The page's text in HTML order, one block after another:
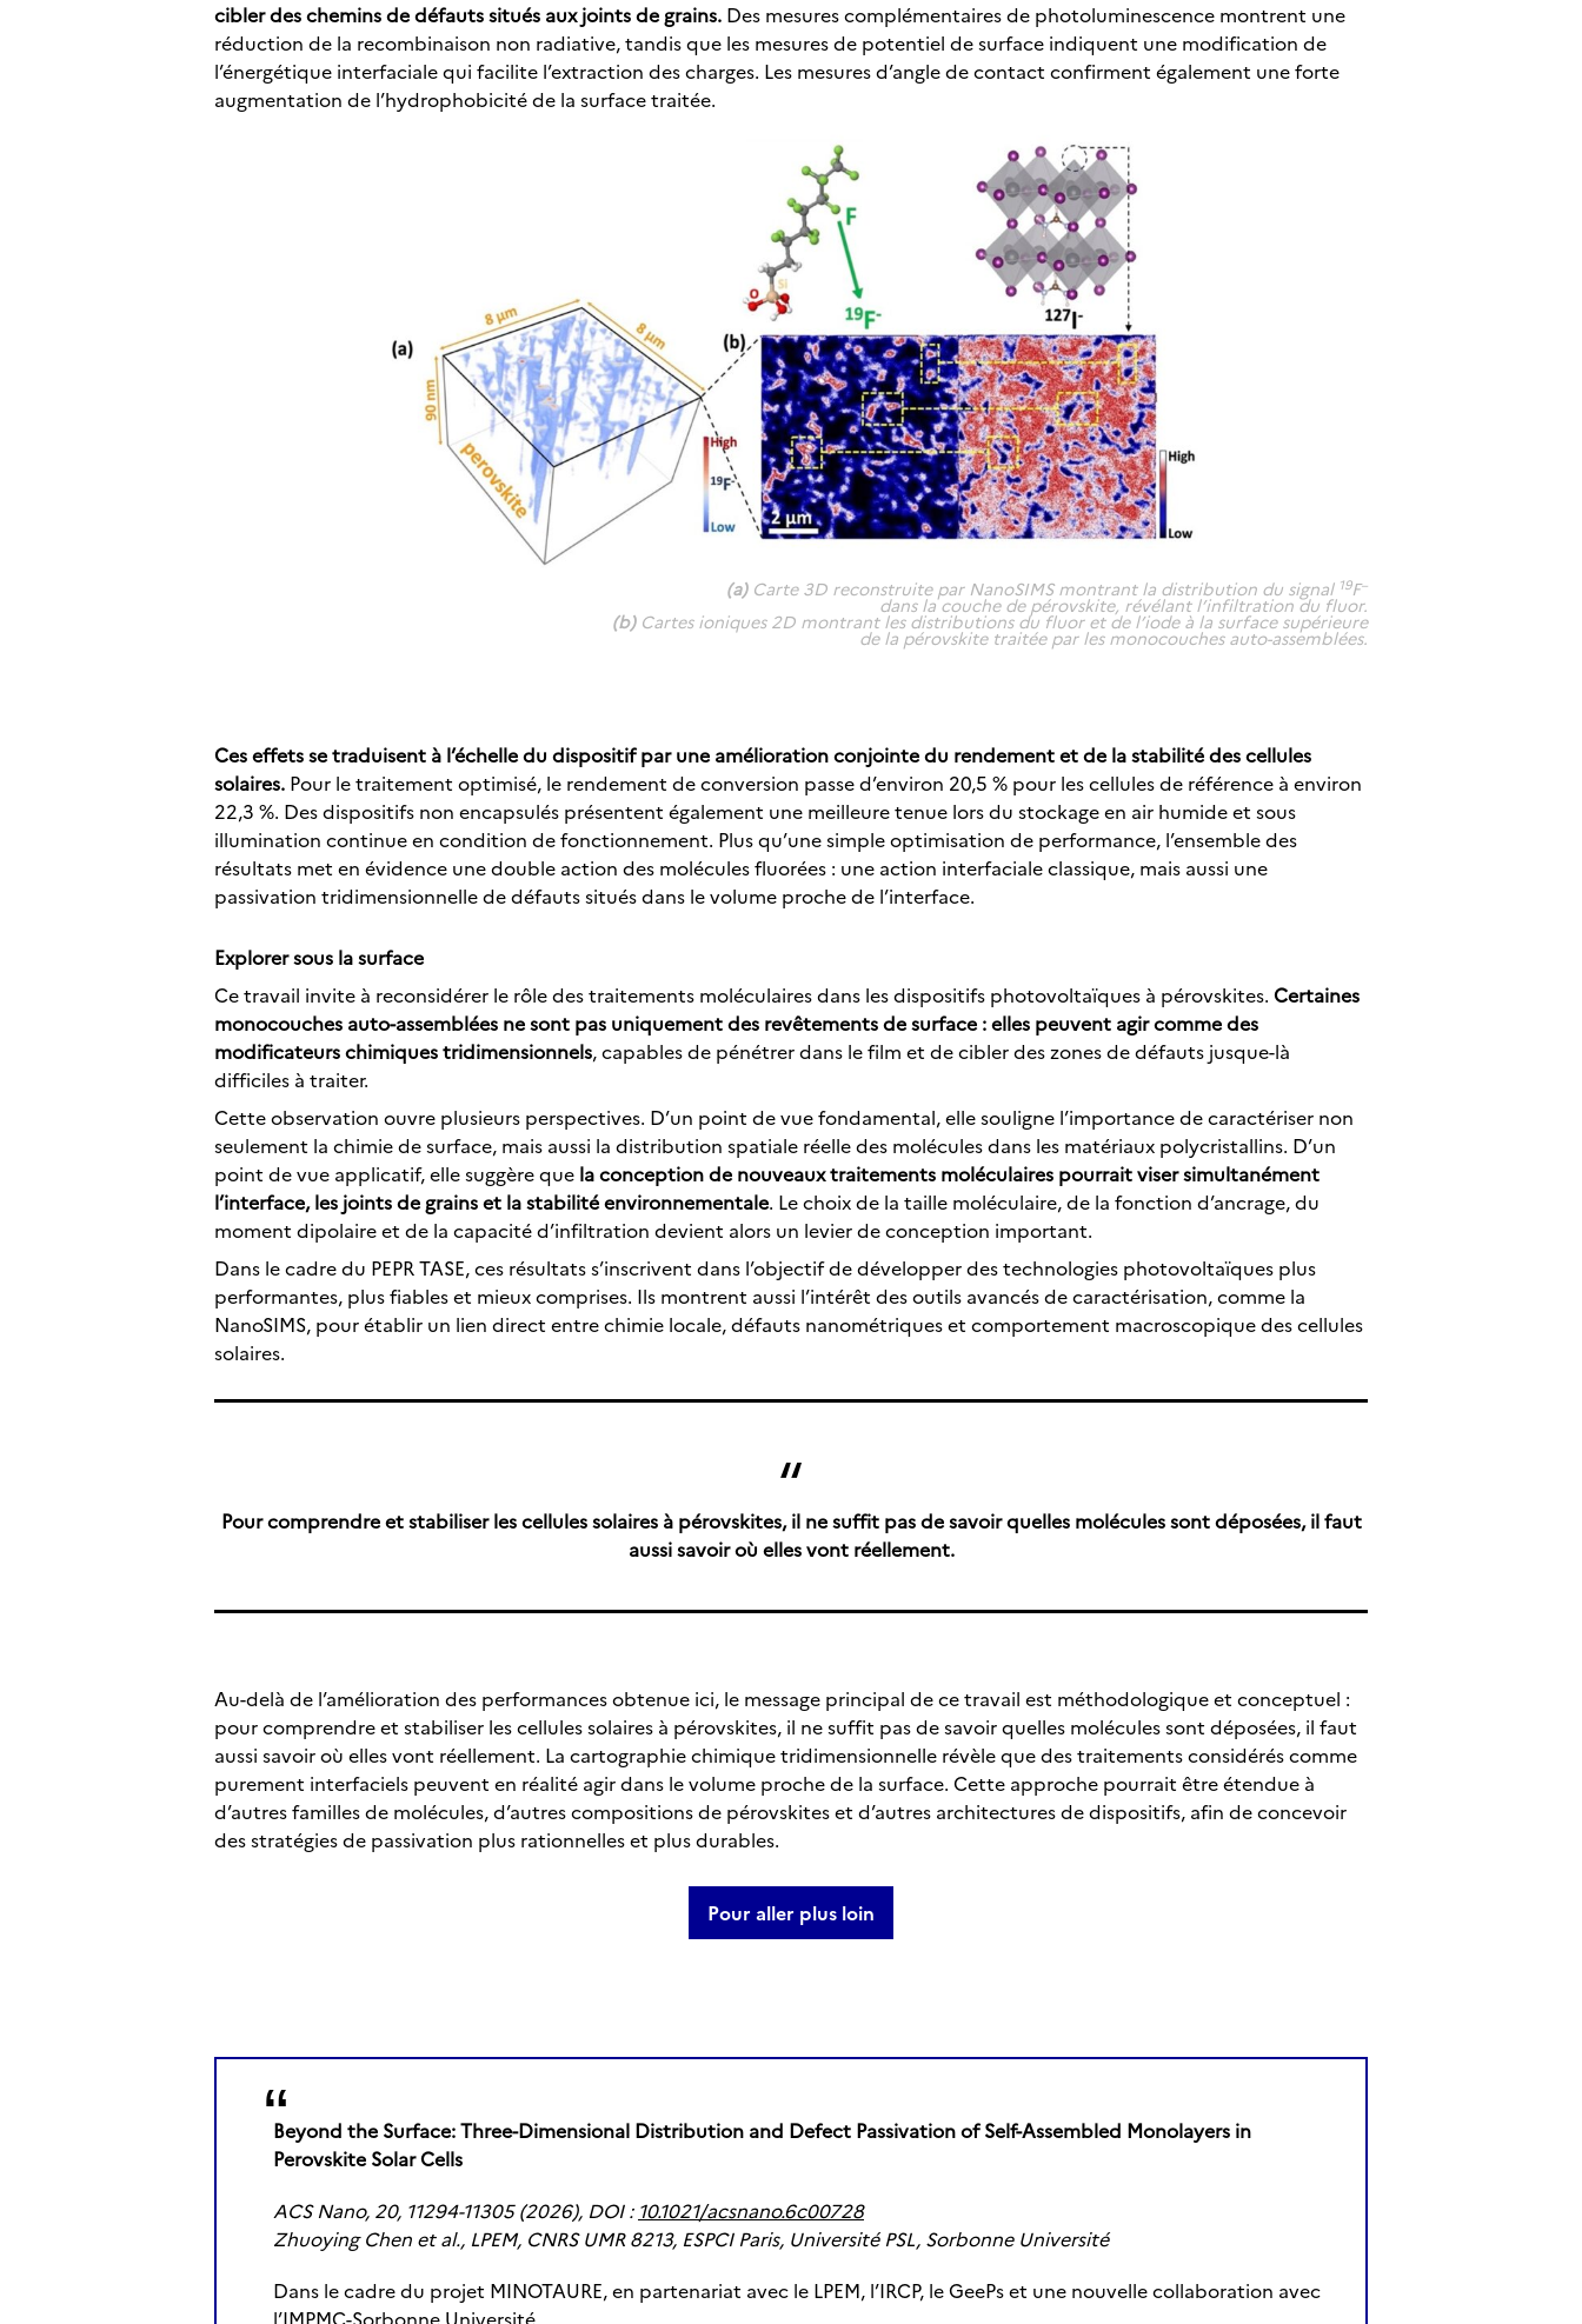
cibler des chemins de défauts situés aux joints de grains. Des mesures complémentaires de photoluminescence montrent une
réduction de la recombinaison non radiative, tandis que les mesures de potentiel de surface indiquent une modification de
l’énergétique interfaciale qui facilite l’extraction des charges. Les mesures d’angle de contact confirment également une forte
augmentation de l’hydrophobicité de la surface traitée.
(a)Carte 3D reconstruite par NanoSIMS montrant la distribution du signal 19F–
dans la couche de pérovskite, révélant l’infiltration du fluor.
(b)Cartes ioniques 2D montrant les distributions du fluor et de l’iode à la surface supérieure
de la pérovskite traitée par les monocouches auto-assemblées.
Ces effets se traduisent à l’échelle du dispositif par une amélioration conjointe du rendement et de la stabilité des cellules
solaires. Pour le traitement optimisé, le rendement de conversion passe d’environ 20,5 % pour les cellules de référence à environ
22,3 %. Des dispositifs non encapsulés présentent également une meilleure tenue lors du stockage en air humide et sous
illumination continue en condition de fonctionnement. Plus qu’une simple optimisation de performance, l’ensemble des
résultats met en évidence une double action des molécules fluorées : une action interfaciale classique, mais aussi une
passivation tridimensionnelle de défauts situés dans le volume proche de l’interface.
Explorer sous la surface
Ce travail invite à reconsidérer le rôle des traitements moléculaires dans les dispositifs photovoltaïques à pérovskites. Certaines
monocouches auto-assemblées ne sont pas uniquement des revêtements de surface : elles peuvent agir comme des
modificateurs chimiques tridimensionnels, capables de pénétrer dans le film et de cibler des zones de défauts jusque-là
difficiles à traiter.
Cette observation ouvre plusieurs perspectives. D’un point de vue fondamental, elle souligne l’importance de caractériser non
seulement la chimie de surface, mais aussi la distribution spatiale réelle des molécules dans les matériaux polycristallins. D’un
point de vue applicatif, elle suggère que la conception de nouveaux traitements moléculaires pourrait viser simultanément
l’interface, les joints de grains et la stabilité environnementale. Le choix de la taille moléculaire, de la fonction d’ancrage, du
moment dipolaire et de la capacité d’infiltration devient alors un levier de conception important.
Dans le cadre du PEPR TASE, ces résultats s’inscrivent dans l’objectif de développer des technologies photovoltaïques plus
performantes, plus fiables et mieux comprises. Ils montrent aussi l’intérêt des outils avancés de caractérisation, comme la
NanoSIMS, pour établir un lien direct entre chimie locale, défauts nanométriques et comportement macroscopique des cellules
solaires.
Pour comprendre et stabiliser les cellules solaires à pérovskites, il ne suffit pas de savoir quelles molécules sont déposées, il faut
aussi savoir où elles vont réellement.
Au-delà de l’amélioration des performances obtenue ici, le message principal de ce travail est méthodologique et conceptuel :
pour comprendre et stabiliser les cellules solaires à pérovskites, il ne suffit pas de savoir quelles molécules sont déposées, il faut
aussi savoir où elles vont réellement. La cartographie chimique tridimensionnelle révèle que des traitements considérés comme
purement interfaciels peuvent en réalité agir dans le volume proche de la surface. Cette approche pourrait être étendue à
d’autres familles de molécules, d’autres compositions de pérovskites et d’autres architectures de dispositifs, afin de concevoir
des stratégies de passivation plus rationnelles et plus durables.
Pour aller plus loin
Beyond the Surface: Three-Dimensional Distribution and Defect Passivation of Self-Assembled Monolayers in
Perovskite Solar Cells
ACS Nano, 20, 11294-11305 (2026), DOI : 10.1021/acsnano.6c00728
Zhuoying Chen et al., LPEM, CNRS UMR 8213, ESPCI Paris, Université PSL, Sorbonne Université
Dans le cadre du projet MINOTAURE, en partenariat avec le LPEM, l’IRCP, le GeePs et une nouvelle collaboration avec
l’IMPMC-Sorbonne Université.